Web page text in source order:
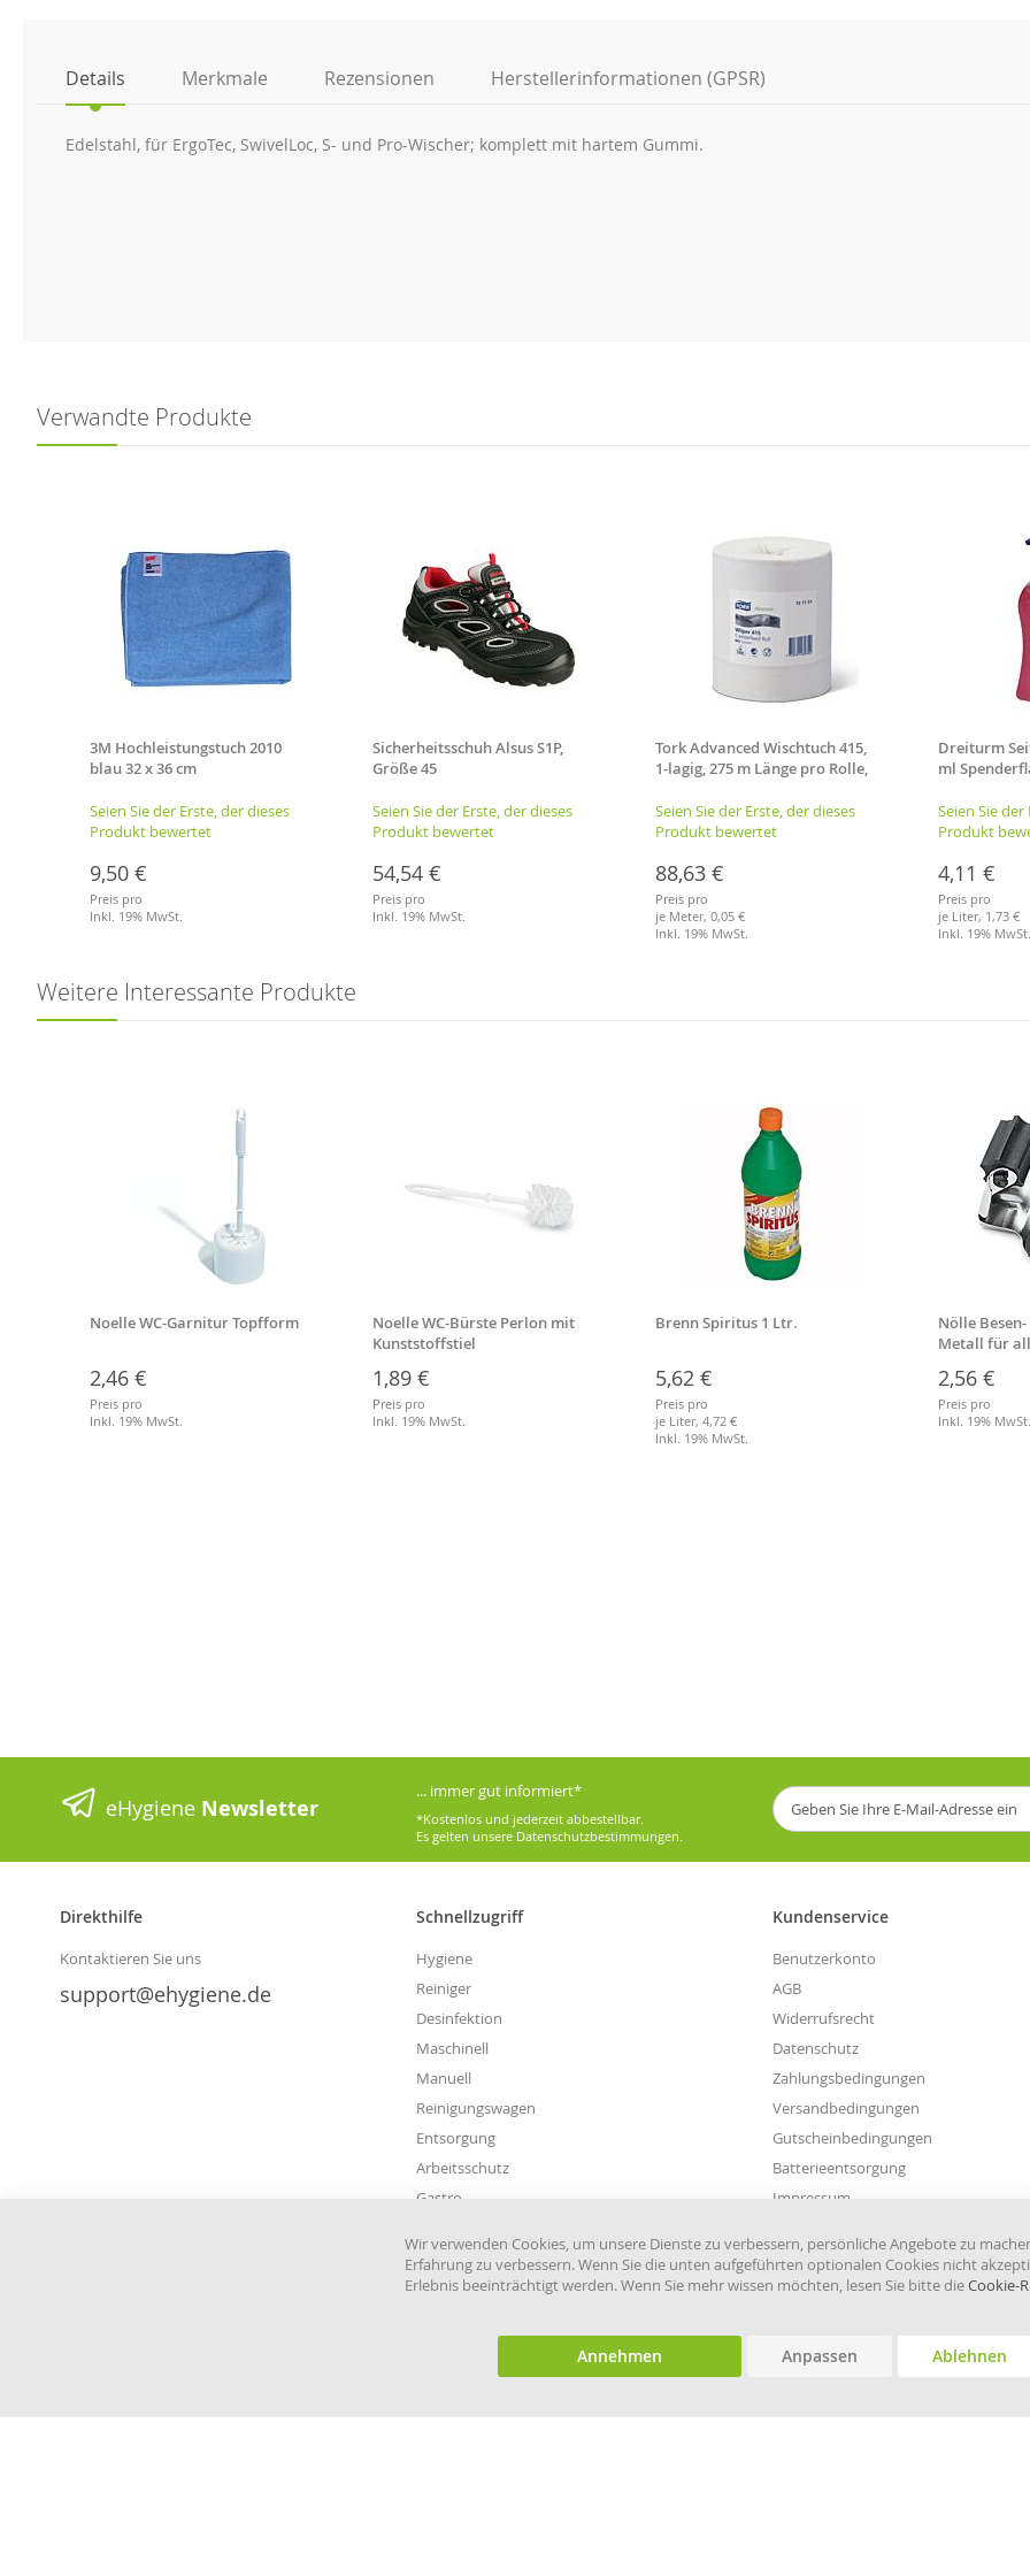
Details
Edelstahl, für ErgoTec, SwivelLoc, S- und Pro-Wischer; komplett mit hartem Gummi.
Merkmale Rezensionen Herstellerinformationen (GPSR)
Verwandte Produkte
3M Hochleistungstuch 2010
blau 32 x 36 cm
Seien Sie der Erste, der dieses
Produkt bewertet
9,50 €
Preis pro
Inkl. 19% MwSt.
Sicherheitsschuh Alsus S1P,
Größe 45
Seien Sie der Erste, der dieses
Produkt bewertet
54,54 €
Preis pro
Inkl. 19% MwSt.
Tork Advanced Wischtuch 415,
1-lagig, 275 m Länge pro Rolle,
Seien Sie der Erste, der dieses
Produkt bewertet
88,63 €
Preis pro
je Meter, 0,05 €
Inkl. 19% MwSt.
Dreiturm
ml
Seien Sie
Produkt
4,11 €
Preis pro
je Liter, 1,73 €
Inkl. 19% MwSt.
Weitere Interessante Produkte
Noelle WC-Garnitur Topfform
2,46 €
Preis pro
Inkl. 19% MwSt.
Noelle WC-Bürste Perlon mit
Kunststoffstiel
1,89 €
Preis pro
Inkl. 19% MwSt.
Brenn Spiritus 1 Ltr.
5,62 €
Preis pro
je Liter, 4,72 €
Inkl. 19% MwSt.
Nölle
Metall für
2,56 €
Preis pro
Inkl. 19% MwSt.
eHygiene Newsletter
... immer gut informiert*
*Kostenlos und jederzeit abbestellbar.
Es gelten unsere Datenschutzbestimmungen.
Melden
Sie
sich
für
an:
Direkthilfe
Kontaktieren Sie uns
support@ehygiene.de
Schnellzugriff
Hygiene
Reiniger
Desinfektion
Maschinell
Manuell
Reinigungswagen
Entsorgung
Arbeitsschutz
Gastro
Kundenservice
Benutzerkonto
AGB
Widerrufsrecht
Datenschutz
Zahlungsbedingungen
Versandbedingungen
Gutscheinbedingungen
Batterieentsorgung
Impressum
Widerruf einreichen
Wir verwenden Cookies, um unsere Dienste zu verbessern, persönliche Angebote zu
Erfahrung zu verbessern. Wenn Sie die unten aufgeführten optionalen Cookies nicht
Erlebnis beeinträchtigt werden. Wenn Sie mehr wissen möchten, lesen Sie bitte dieCookie-
Annehmen Anpassen Ablehnen